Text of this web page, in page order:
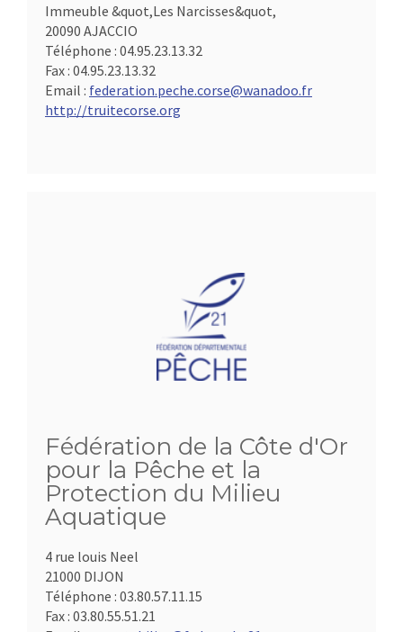
Immeuble &quot,Les Narcisses&quot,
20090 AJACCIO
Téléphone : 04.95.23.13.32
Fax : 04.95.23.13.32
Email : federation.peche.corse@wanadoo.fr
http://truitecorse.org
Fédération de la Côte d'Or
pour la Pêche et la
Protection du Milieu
Aquatique
4 rue louis Neel
21000 DIJON
Téléphone : 03.80.57.11.15
Fax : 03.80.55.51.21